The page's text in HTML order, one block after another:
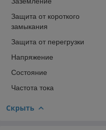
Защита от короткого
замыкания
Защита от перегрузки
Напряжение
Состояние
Частота тока
Скрыть